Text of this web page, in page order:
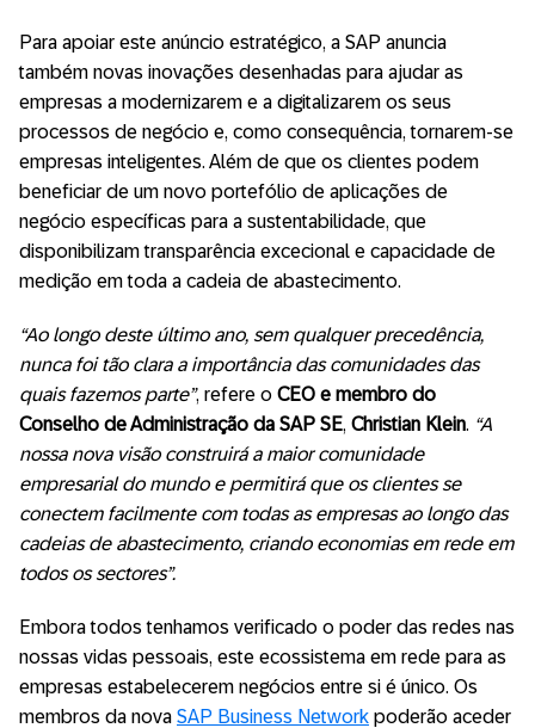
Para apoiar este anúncio estratégico, a SAP anuncia
também novas inovações desenhadas para ajudar as
empresas a modernizarem e a digitalizarem os seus
processos de negócio e, como consequência, tornarem-se
empresas inteligentes. Além de que os clientes podem
beneficiar de um novo portefólio de aplicações de
negócio específicas para a sustentabilidade, que
disponibilizam transparência excecional e capacidade de
medição em toda a cadeia de abastecimento.
“Ao longo deste último ano, sem qualquer precedência,
nunca foi tão clara a importância das comunidades das
quais fazemos parte”, refere o CEO e membro do
Conselho de Administração da SAP SE, Christian Klein. “A
nossa nova visão construirá a maior comunidade
empresarial do mundo e permitirá que os clientes se
conectem facilmente com todas as empresas ao longo das
cadeias de abastecimento, criando economias em rede em
todos os sectores”.
Embora todos tenhamos verificado o poder das redes nas
nossas vidas pessoais, este ecossistema em rede para as
empresas estabelecerem negócios entre si é único. Os
membros da nova SAP Business Network poderão aceder